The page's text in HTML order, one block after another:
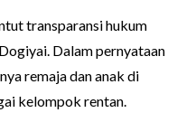
transparansi hukum
Dalam pernyataan
remaja dan anak di
kelompok rentan.